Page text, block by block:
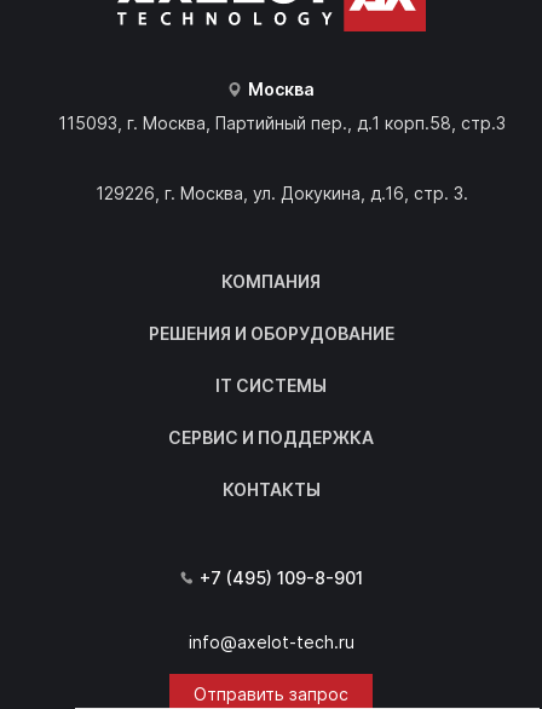
Москва
115093, г. Москва, Партийный пер., д.1 корп.58, стр.3
129226, г. Москва, ул. Докукина, д.16, стр. 3.
КОМПАНИЯ
РЕШЕНИЯ И ОБОРУДОВАНИЕ
IT СИСТЕМЫ
СЕРВИС И ПОДДЕРЖКА
КОНТАКТЫ
+7 (495) 109-8-901
info@axelot-tech.ru
Отправить запрос